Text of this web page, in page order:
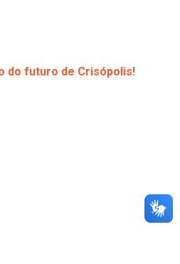
do futuro de Crisópolis!